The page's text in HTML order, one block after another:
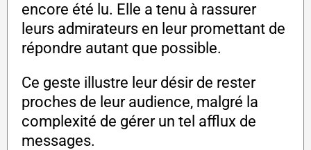
encore été lu. Elle a tenu à rassurer
leurs admirateurs en leur promettant de
répondre autant que possible.
Ce geste illustre leur désir de rester
proches de leur audience, malgré la
complexité de gérer un tel afflux de
messages.